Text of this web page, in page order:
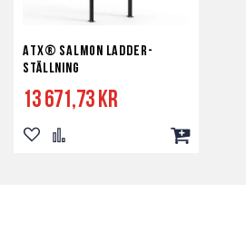
ATX® Salmon Ladder-
Ställning
13 671,73 kr
Lägg
Lägg Lägg